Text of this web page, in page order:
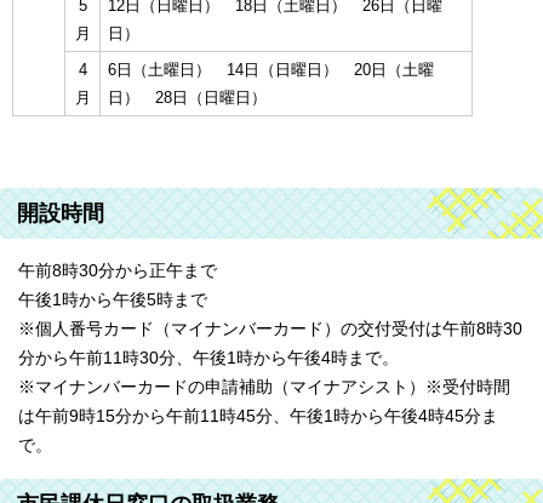
5
月
12日（日曜日） 18日（土曜日） 26日（日曜
日）
4
月
6日（土曜日） 14日（日曜日） 20日（土曜
日） 28日（日曜日）
開設時間
午前8時30分から正午まで
午後1時から午後5時まで
※個人番号カード（マイナンバーカード）の交付受付は午前8時30
分から午前11時30分、午後1時から午後4時まで。
※マイナンバーカードの申請補助（マイナアシスト）※受付時間
は午前9時15分から午前11時45分、午後1時から午後4時45分ま
で。